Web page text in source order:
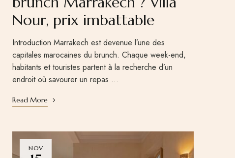
Nour, prix imbattable
Introduction Marrakech est devenue l’une des
capitales marocaines du brunch. Chaque week-end,
habitants et touristes partent à la recherche d’un
endroit où savourer un repas …
Read More
NOV